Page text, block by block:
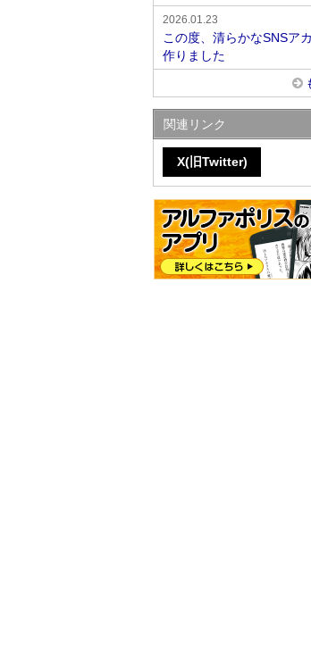
2026.01.23
この度、清らかなSNSア
作りました
関連リンク
X(旧Twitter)